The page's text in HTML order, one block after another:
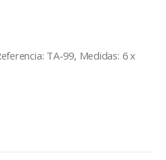
TA-99, Medidas: 6 x